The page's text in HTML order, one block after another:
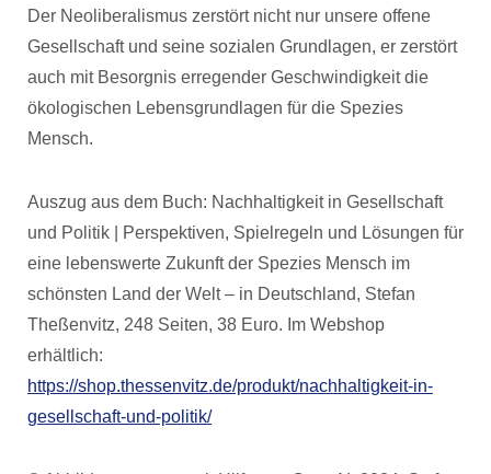
Der Neoliberalismus zerstört nicht nur unsere offene
Gesellschaft und seine sozialen Grundlagen, er zerstört
auch mit Besorgnis erregender Geschwindigkeit die
ökologischen Lebensgrundlagen für die Spezies
Mensch.
Auszug aus dem Buch: Nachhaltigkeit in Gesellschaft
und Politik | Perspektiven, Spielregeln und Lösungen für
eine lebenswerte Zukunft der Spezies Mensch im
schönsten Land der Welt – in Deutschland, Stefan
Theßenvitz, 248 Seiten, 38 Euro. Im Webshop
erhältlich:
https://shop.thessenvitz.de/produkt/nachhaltigkeit-in-
gesellschaft-und-politik/